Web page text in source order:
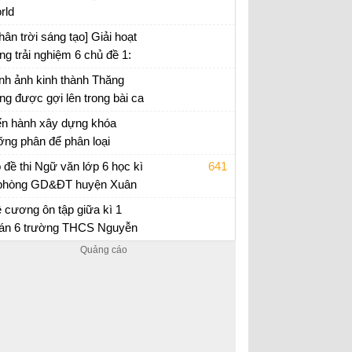
đọc trong sách hoặc nghe
trời sáng tạo] Giải hoạt
trải nghiệm 6 chủ đề 1:
phá lứa tuổi và môi
học tập mới
ảnh kinh thành Thăng
được gợi lên trong bài ca
số 1 có điểm gì đặc biệt?
văn 6 trang 61 Chân trời sáng tạo
hành xây dựng khóa
phân để phân loại
đề thi Ngữ văn lớp 6 học kì
GD&ĐT huyện Xuân
641
thi cuối kì 2 lớp 6
cương ôn tập giữa kì 1
6 trường THCS Nguyễn
Phương năm 2022 - 2023
cương ôn tập Toán 6 giữa học kì 1